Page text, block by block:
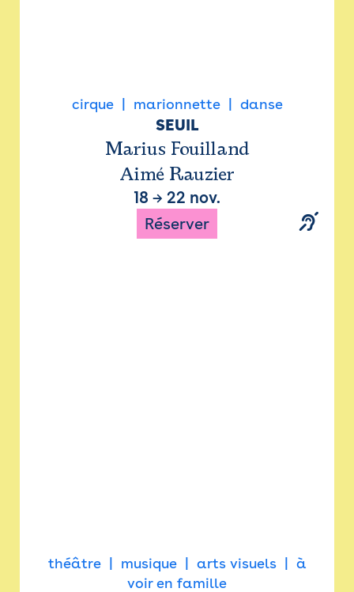
cirque marionnette danse
SEUIL
Marius Fouilland
Aimé Rauzier
18 → 22 nov.
Réserver
théâtre musique arts visuels
à
voir en famille